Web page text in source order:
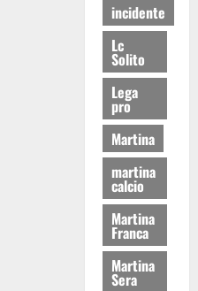
incidente
Lc
Solito
Lega
pro
Martina
martina
calcio
Martina
Franca
Martina
Sera